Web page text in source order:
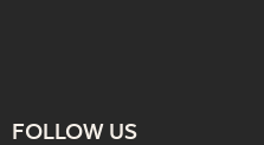
FOLLOW US